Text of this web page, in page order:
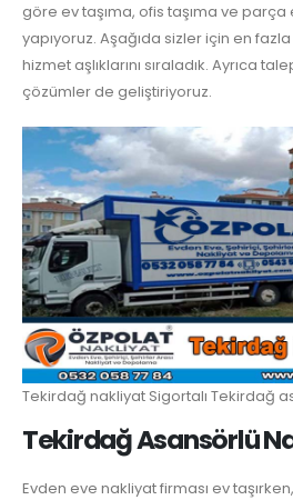
göre ev taşıma, ofis taşıma ve parça
yapıyoruz. Aşağıda sizler için en
hizmet aşlıklarını sıraladık. Ayrıca
çözümler de geliştiriyoruz.
Tekirdağ nakliyat Sigortalı Tekirdağ
Tekirdağ Asansörlü
Evden eve nakliyat firması ev